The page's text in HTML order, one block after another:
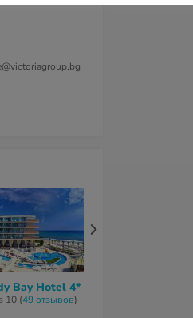
Bay Hotel 4*
10 (49 отзывов)